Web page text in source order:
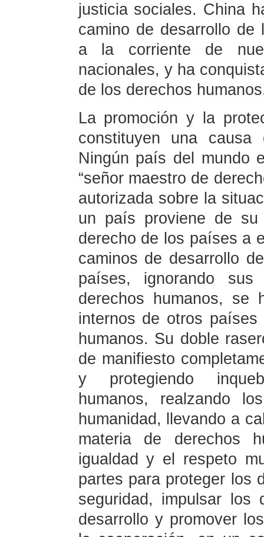
justicia sociales. China
camino de desarrollo de
a la corriente de
nacionales, y ha
de los derechos
La promoción y la
constituyen una
Ningún país del mundo
“señor maestro de
autorizada sobre la
un país proviene de
derecho de los países a
caminos de desarrollo
países, ignorando
derechos humanos, se
internos de otros
humanos. Su doble
de manifiesto
y protegiendo
humanos, realzando
humanidad, llevando a
materia de derechos
igualdad y el respeto
partes para proteger los
seguridad, impulsar los
desarrollo y promover